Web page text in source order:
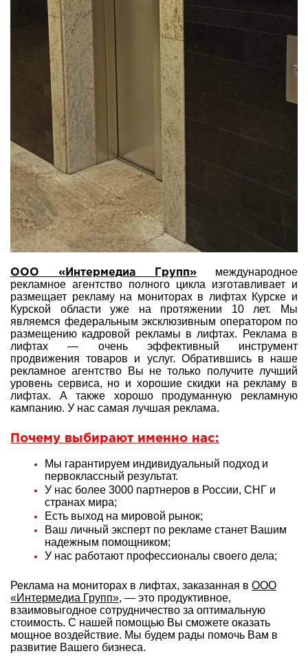
ООО «Интермедиа Групп» международное
рекламное агентство полного цикла изготавливает и
размещает рекламу на мониторах в лифтах Курске и
Курской области уже на протяжении 10 лет. Мы
являемся федеральным эксклюзивным оператором по
размещению кадровой рекламы в лифтах. Реклама в
лифтах — очень эффективный инструмент
продвижения товаров и услуг. Обратившись в наше
рекламное агентство Вы не только получите лучший
уровень сервиса, но и хорошие скидки на рекламу в
лифтах. А также хорошо продуманную рекламную
кампанию. У нас самая лучшая реклама.
Почему выбирают именно нас:
Мы гарантируем индивидуальный подход и
первоклассный результат.
У нас более 3000 партнеров в России, СНГ и
странах мира;
Есть выход на мировой рынок;
Ваш личный эксперт по рекламе станет Вашим
надежным помощником;
У нас работают профессионалы своего дела;
Реклама на мониторах в лифтах, заказанная в ООО
«Интермедиа Групп», — это продуктивное,
взаимовыгодное сотрудничество за оптимальную
стоимость. С нашей помощью Вы сможете оказать
мощное воздействие. Мы будем рады помочь Вам в
развитие Вашего бизнеса.